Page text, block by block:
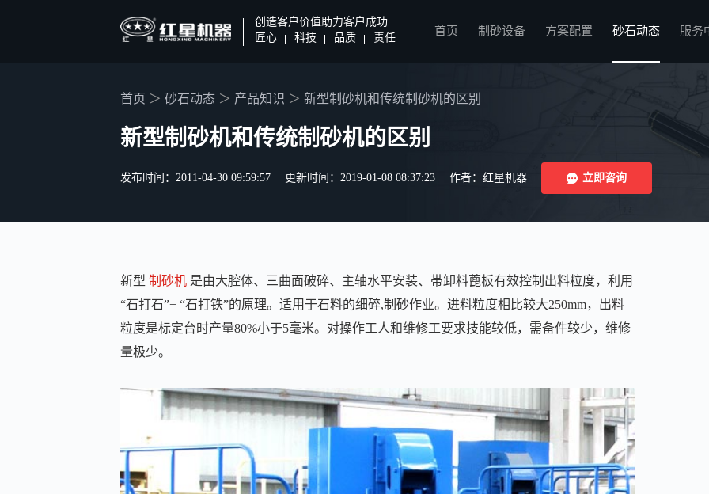
创造客户价值助力客户成功
匠心
科技 品质 责任
首页 制砂设备 方案配置 砂石动态 服务
首页 砂石动态 产品知识 新型制砂机和传统制砂机的区别
新型制砂机和传统制砂机的区别
发布时间：2011-04-30 09:59:57 更新时间：2019-01-08 08:37:23 作者：红星机器 立即咨询
新型 制砂机 是由大腔体、三曲面破碎、主轴水平安装、帯卸料蓖板有效控制出料粒度，利用
“石打石”+ “石打铁”的原理。适用于石料的细碎,制砂作业。进料粒度相比较大250mm，出料
粒度是标定台时产量80%小于5毫米。对操作工人和维修工要求技能较低，需备件较少，维修
量极少。